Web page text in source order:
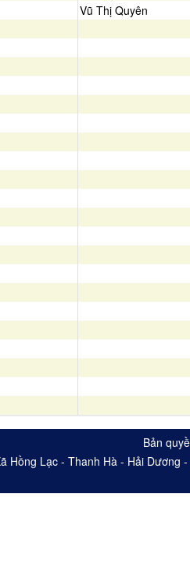
Vũ Thị Quyên
Bản
Hồng Lạc - Thanh Hà - Hải Dương